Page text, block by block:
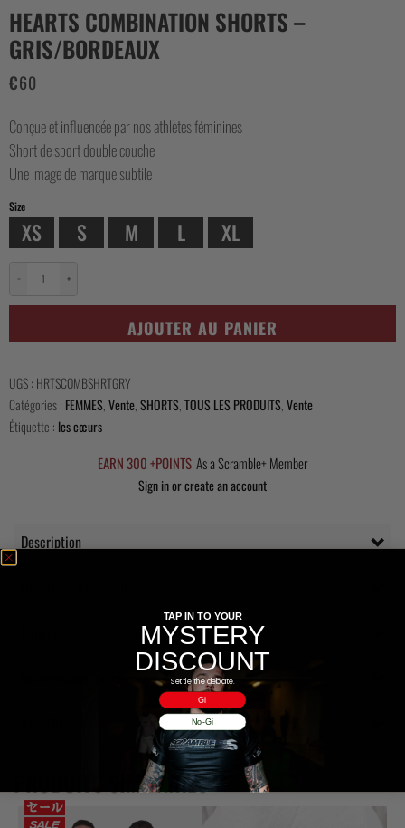
HEARTS COMBINATION SHORTS –
GRIS/BORDEAUX
€60
Conçue et influencée par nos athlètes féminines
Short de sport double couche
Une image de marque subtile
Size
XS S M L XL
−quantité
de
Shorts
-
Gris/Bordeaux
+
AJOUTER AU PANIER
UGS : HRTSCOMBSHRTGRY
Catégories : FEMMES,Vente,SHORTS,TOUS LES PRODUITS,Vente
Étiquette : les cœurs
EARN 300 +POINTS As a Scramble+ Member
Sign in or create an account
Description
Informations complémentaires
PRODUITS SIMILAIRES
TAP IN TO YOUR
MYSTERY
DISCOUNT
Settle the debate.
Gi
No-Gi